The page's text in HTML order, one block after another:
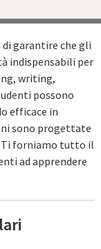
garantire che gli
indispensabili per
writing,
possono
efficace in
sono progettate
Ti forniamo tutto il
ad apprendere